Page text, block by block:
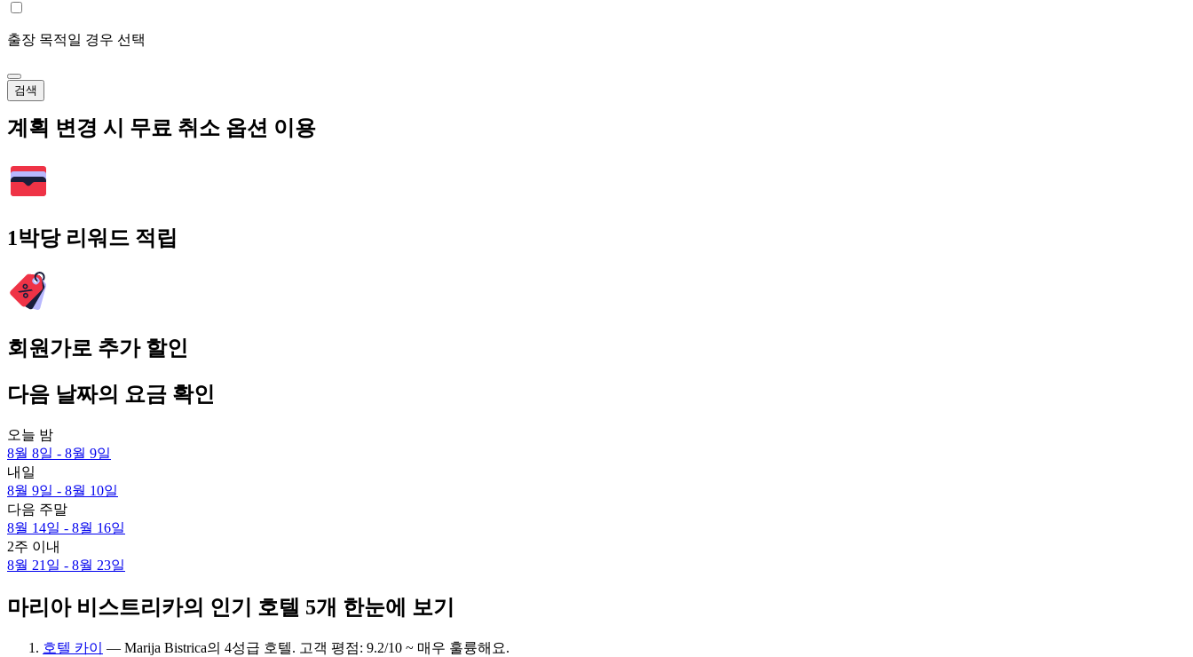
출장 목적일 경우 선택
검색
계획 변경 시 무료 취소 옵션 이용
1박당 리워드 적립
회원가로 추가 할인
다음 날짜의 요금 확인
오늘 밤
8월 8일 - 8월 9일
내일
8월 9일 - 8월 10일
다음 주말
8월 14일 - 8월 16일
2주 이내
8월 21일 - 8월 23일
마리아 비스트리카의 인기 호텔 5개 한눈에 보기
호텔 카이
— Marija Bistrica의 4성급 호텔. 고객 평점: 9.2/10 ~ 매우 훌륭해요.